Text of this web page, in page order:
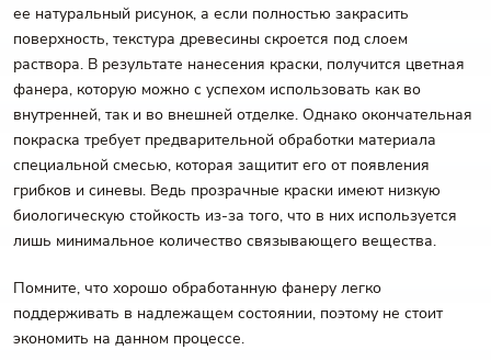
ее натуральный рисунок, а если полностью закрасить
поверхность, текстура древесины скроется под слоем
раствора. В результате нанесения краски, получится цветная
фанера, которую можно с успехом использовать как во
внутренней, так и во внешней отделке. Однако окончательная
покраска требует предварительной обработки материала
специальной смесью, которая защитит его от появления
грибков и синевы. Ведь прозрачные краски имеют низкую
биологическую стойкость из-за того, что в них используется
лишь минимальное количество связывающего вещества.
Помните, что хорошо обработанную фанеру легко
поддерживать в надлежащем состоянии, поэтому не стоит
экономить на данном процессе.